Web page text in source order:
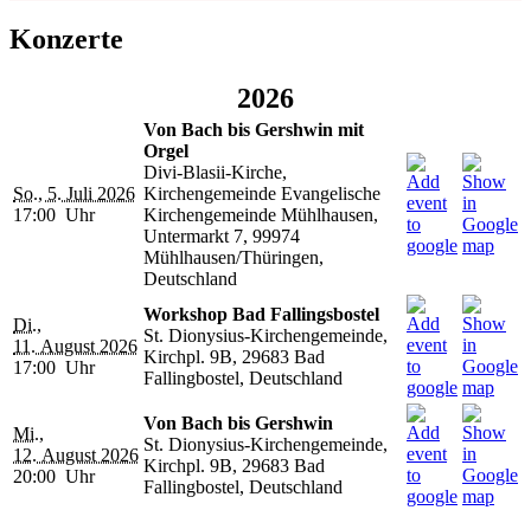
Konzerte
2026
So., 5. Juli 2026
17:00 Uhr
Von Bach bis Gershwin mit
Orgel
Divi-Blasii-Kirche,
Kirchengemeinde Evangelische
Kirchengemeinde Mühlhausen,
Untermarkt 7, 99974
Mühlhausen/Thüringen,
Deutschland
Di.,
11. August 2026
17:00 Uhr
Workshop Bad Fallingsbostel
St. Dionysius-Kirchengemeinde,
Kirchpl. 9B, 29683 Bad
Fallingbostel, Deutschland
Mi.,
12. August 2026
20:00 Uhr
Von Bach bis Gershwin
St. Dionysius-Kirchengemeinde,
Kirchpl. 9B, 29683 Bad
Fallingbostel, Deutschland